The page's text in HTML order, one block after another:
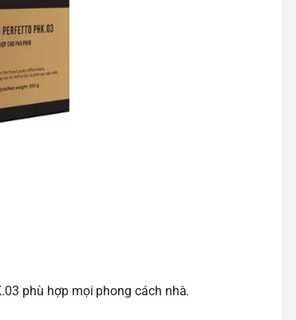
phù hợp mọi phong cách nhà.